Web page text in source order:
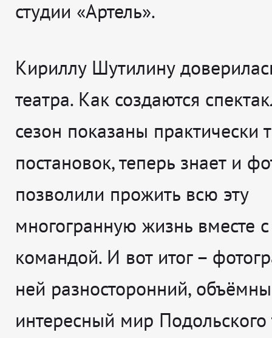
студии «Артель».
Кириллу Шутилину
театра. Как создаются
сезон показаны практически
постановок, теперь знает и
позволили прожить всю эту
многогранную жизнь вместе
командой. И вот итог –
ней разносторонний,
интересный мир Подольского